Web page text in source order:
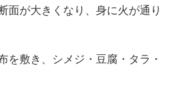
面が大きくなり、身に火が通り
を敷き、シメジ・豆腐・タラ・